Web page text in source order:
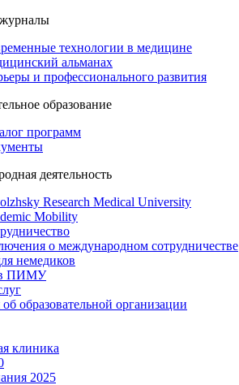
технологии в медицине
альманах
и профессионального развития
образование
программ
деятельность
Research Medical University
Mobility
о международном сотрудничестве
немедиков
в ПИМУ
образовательной организации
клиника
2025